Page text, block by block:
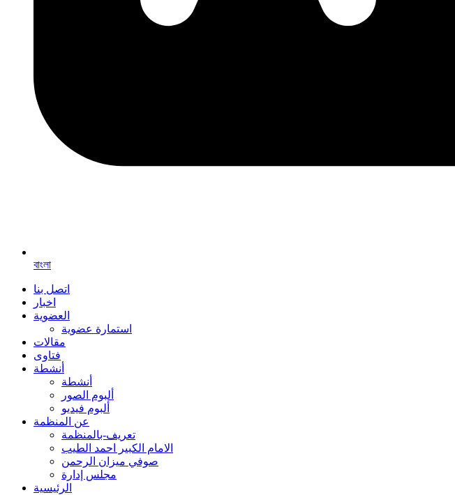
বাংলা
اتصل بنا
اخبار
العضوية
استمارة عضوية
مقالات
فتاوى
أنشطة
أنشطة
ألبوم الصور
ألبوم فيديو
عن المنظمة
تعريف-بالمنظمة
الامام الكبير احمد الطيب
صوفي ميزان الرحمن
مجلس إدارة
الرئيسية